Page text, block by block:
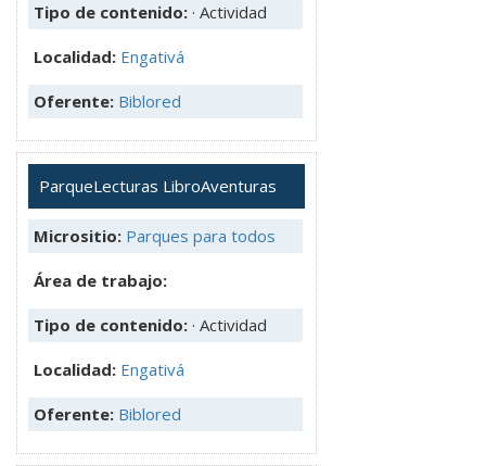
Tipo de contenido: · Actividad
Localidad: Engativá
Oferente: Biblored
ParqueLecturas LibroAventuras
Micrositio: Parques para todos
Área de trabajo:
Tipo de contenido: · Actividad
Localidad: Engativá
Oferente: Biblored